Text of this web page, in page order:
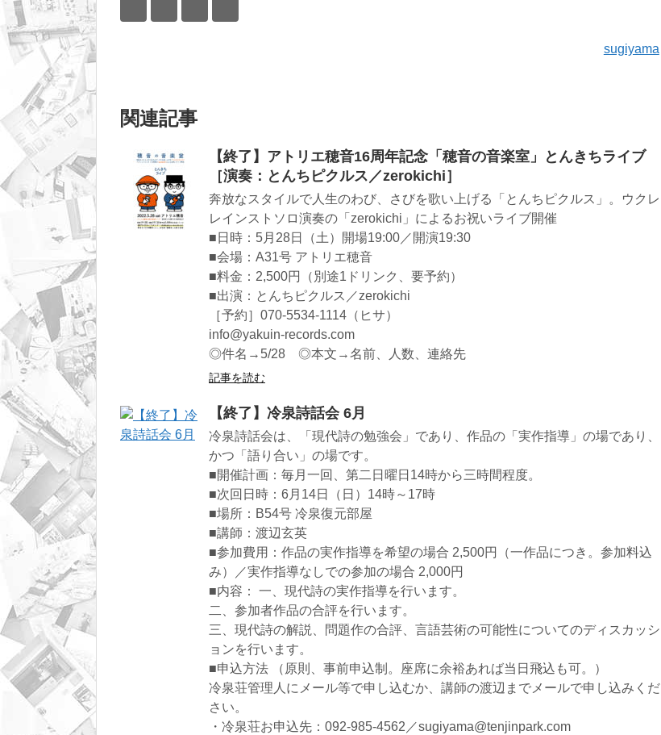
sugiyama
関連記事
【終了】アトリエ穂音16周年記念「穂音の音楽室」とんきちライブ
［演奏：とんちピクルス／zerokichi］
奔放なスタイルで人生のわび、さびを歌い上げる「とんちピクルス」。ウクレ
レインストソロ演奏の「zerokichi」によるお祝いライブ開催
■日時：5月28日（土）開場19:00／開演19:30
■会場：A31号 アトリエ穂音
■料金：2,500円（別途1ドリンク、要予約）
■出演：とんちピクルス／zerokichi
［予約］070-5534-1114（ヒサ）
info@yakuin-records.com
◎件名→5/28 ◎本文→名前、人数、連絡先
記事を読む
【終了】冷泉詩話会 6月
冷泉詩話会は、「現代詩の勉強会」であり、作品の「実作指導」の場であり、
かつ「語り合い」の場です。
■開催計画：毎月一回、第二日曜日14時から三時間程度。
■次回日時：6月14日（日）14時～17時
■場所：B54号 冷泉復元部屋
■講師：渡辺玄英
■参加費用：作品の実作指導を希望の場合 2,500円（一作品につき。参加料込
み）／実作指導なしでの参加の場合 2,000円
■内容： 一、現代詩の実作指導を行います。
二、参加者作品の合評を行います。
三、現代詩の解説、問題作の合評、言語芸術の可能性についてのディスカッシ
ョンを行います。
■申込方法 （原則、事前申込制。座席に余裕あれば当日飛込も可。）
冷泉荘管理人にメール等で申し込むか、講師の渡辺までメールで申し込みくだ
さい。
・冷泉荘お申込先：092-985-4562／sugiyama@tenjinpark.com